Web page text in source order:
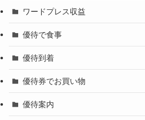
ワードプレス収益
優待で食事
優待到着
優待券でお買い物
優待案内